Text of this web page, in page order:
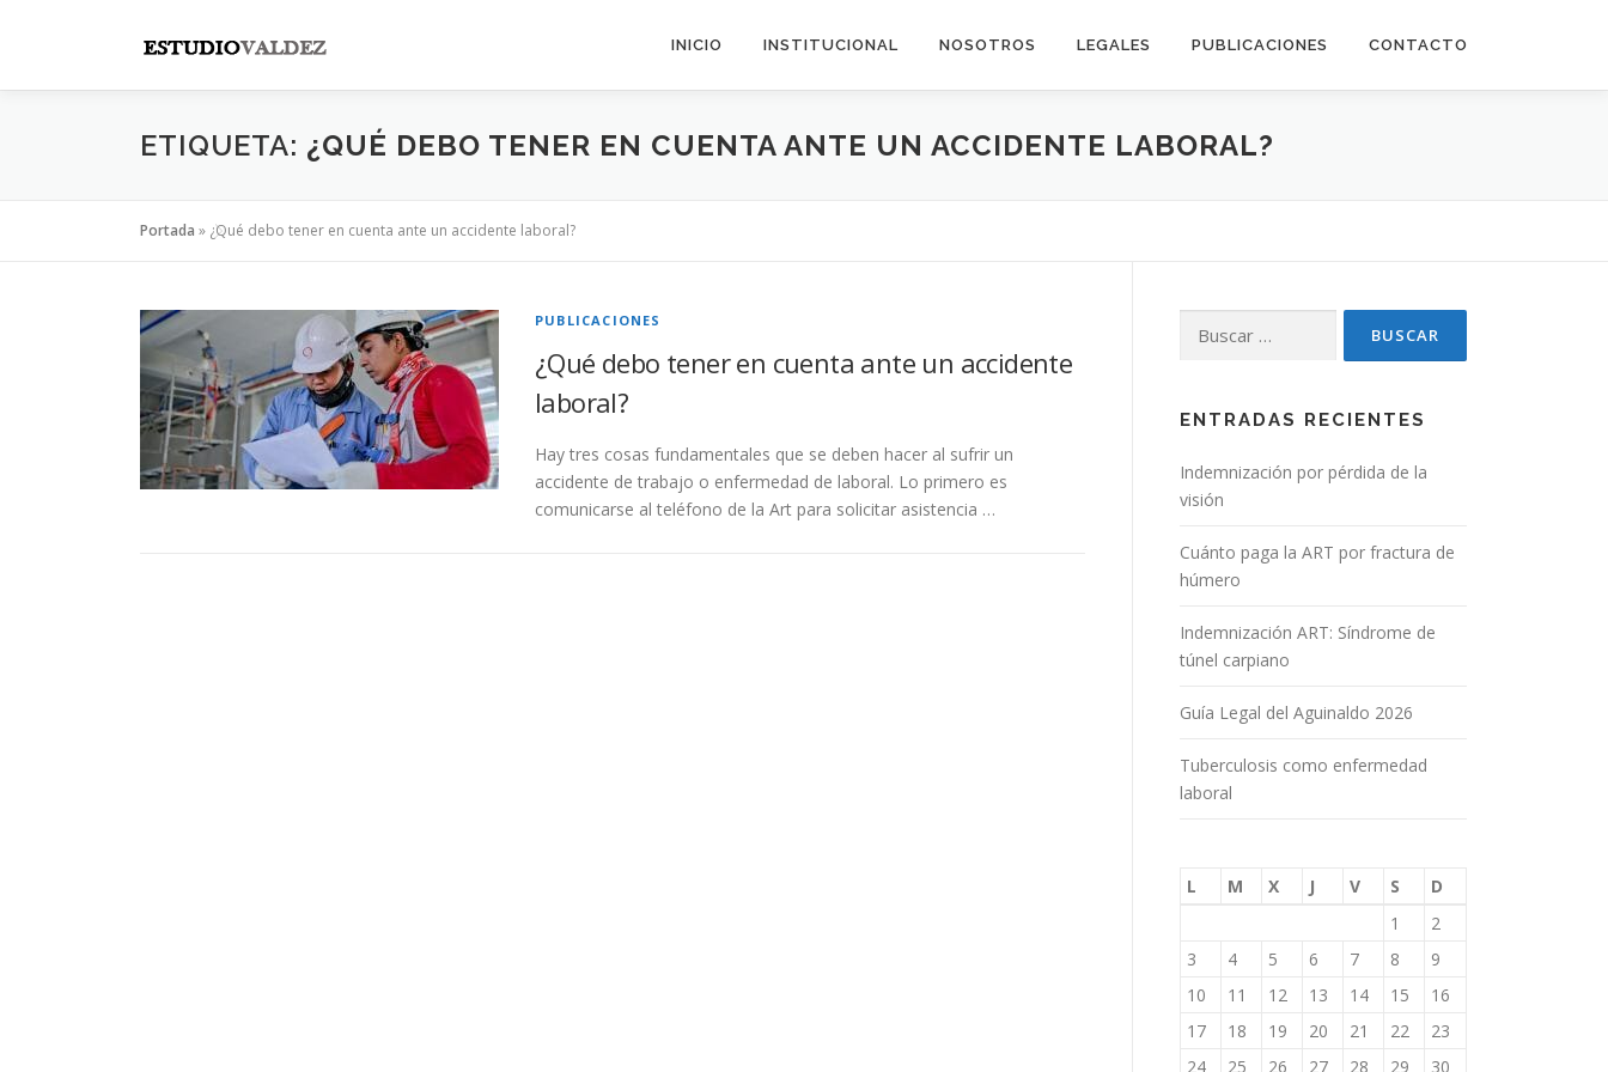
INICIO INSTITUCIONAL NOSOTROS LEGALES PUBLICACIONES CONTACTO
ETIQUETA: ¿QUÉ DEBO TENER EN CUENTA ANTE UN ACCIDENTE LABORAL?
Portada » ¿Qué debo tener en cuenta ante un accidente laboral?
PUBLICACIONES
¿Qué debo tener en cuenta ante un accidente
laboral?
Hay tres cosas fundamentales que se deben hacer al sufrir un
accidente de trabajo o enfermedad de laboral. Lo primero es
comunicarse al teléfono de la Art para solicitar asistencia …
ENTRADAS RECIENTES
Indemnización por pérdida de la
visión
Cuánto paga la ART por fractura de
húmero
Indemnización ART: Síndrome de
túnel carpiano
Guía Legal del Aguinaldo 2026
Tuberculosis como enfermedad
laboral
L M X J V S
D
1
2
3
4 5 6 7 8
9
10
11 12 13 14 15
16
17
18 19 20 21 22
23
24
25 26 27 28 29
30